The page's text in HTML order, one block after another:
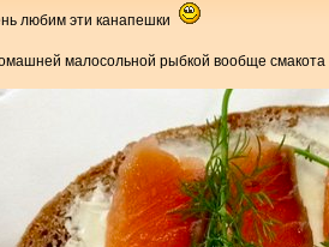
любим эти канапешки
малосольной рыбкой вообще смакота